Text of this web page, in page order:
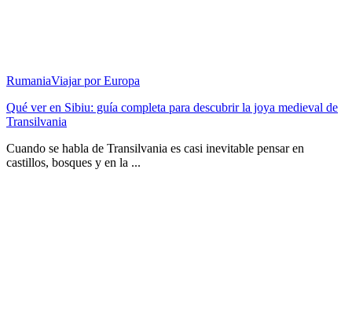
RumaniaViajar por Europa
Qué ver en Sibiu: guía completa para descubrir la joya medieval de
Transilvania
Cuando se habla de Transilvania es casi inevitable pensar en
castillos, bosques y en la ...